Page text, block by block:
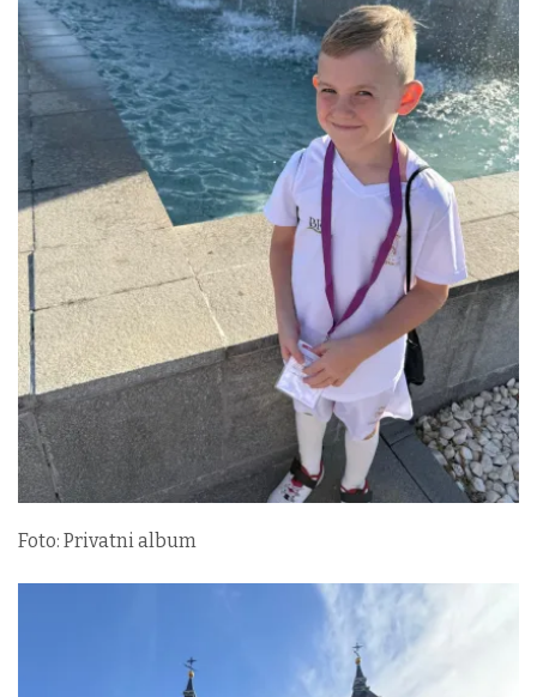
Foto: Privatni album